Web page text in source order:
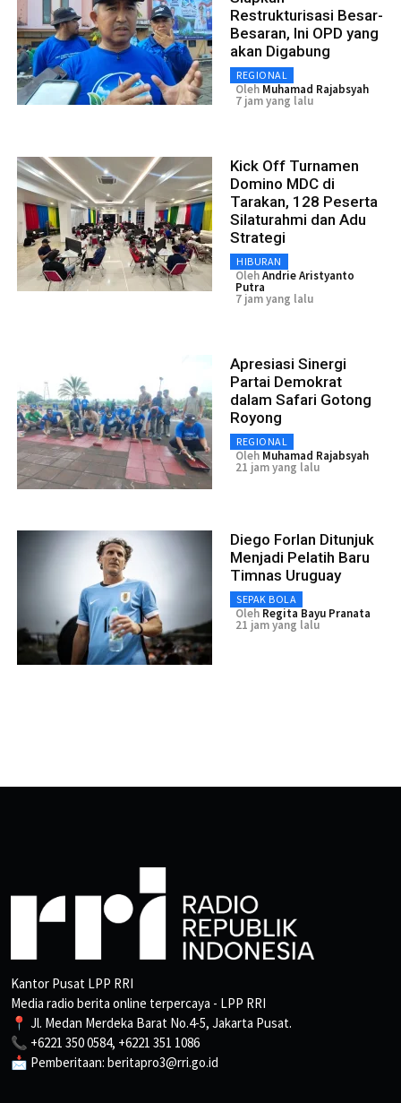
Restrukturisasi Besar-
Besaran, Ini OPD yang
akan Digabung
REGIONAL
Oleh Muhamad Rajabsyah
7 jam yang lalu
Kick Off Turnamen
Domino MDC di
Tarakan, 128 Peserta
Silaturahmi dan Adu
Strategi
HIBURAN
OlehAndrie Aristyanto
Putra
7 jam yang lalu
Apresiasi Sinergi
Partai Demokrat
dalam Safari Gotong
Royong
REGIONAL
Oleh Muhamad Rajabsyah
21 jam yang lalu
Diego Forlan Ditunjuk
Menjadi Pelatih Baru
Timnas Uruguay
SEPAK BOLA
Oleh Regita Bayu Pranata
21 jam yang lalu
Kantor Pusat LPP RRI
Media radio berita online terpercaya - LPP RRI
📍 Jl. Medan Merdeka Barat No.4-5, Jakarta Pusat.
📞 +6221 350 0584, +6221 351 1086
📩 Pemberitaan: beritapro3@rri.go.id